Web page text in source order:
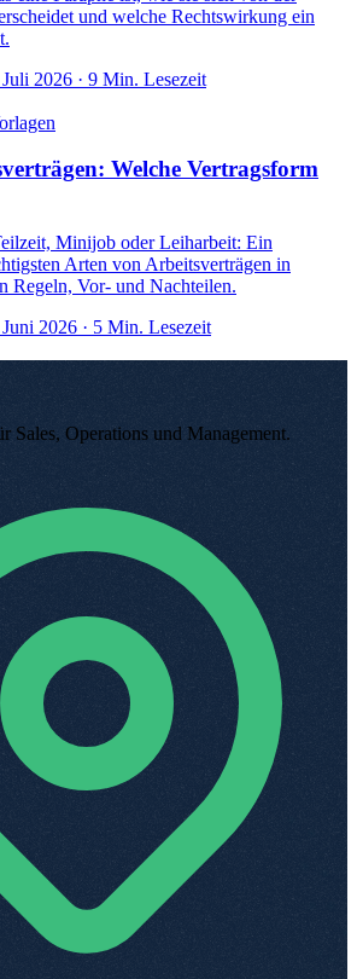
und welche Rechtswirkung ein
2026 · 9 Min. Lesezeit
Welche Vertragsform
Minijob oder Leiharbeit: Ein
Arten von Arbeitsverträgen in
Regeln, Vor- und Nachteilen.
2026 · 5 Min. Lesezeit
Sales, Operations und Management.